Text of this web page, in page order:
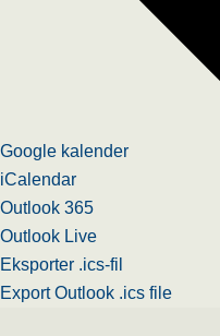
Google kalender
iCalendar
Outlook 365
Outlook Live
Eksporter .ics-fil
Export Outlook .ics file